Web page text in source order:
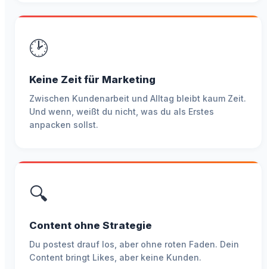
🕑
Keine Zeit für Marketing
Zwischen Kundenarbeit und Alltag bleibt kaum Zeit.
Und wenn, weißt du nicht, was du als Erstes
anpacken sollst.
🔍
Content ohne Strategie
Du postest drauf los, aber ohne roten Faden. Dein
Content bringt Likes, aber keine Kunden.